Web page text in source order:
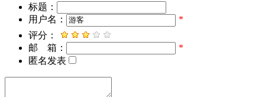
标题：
用户名：
*
评分：
邮 箱：
*
匿名发表